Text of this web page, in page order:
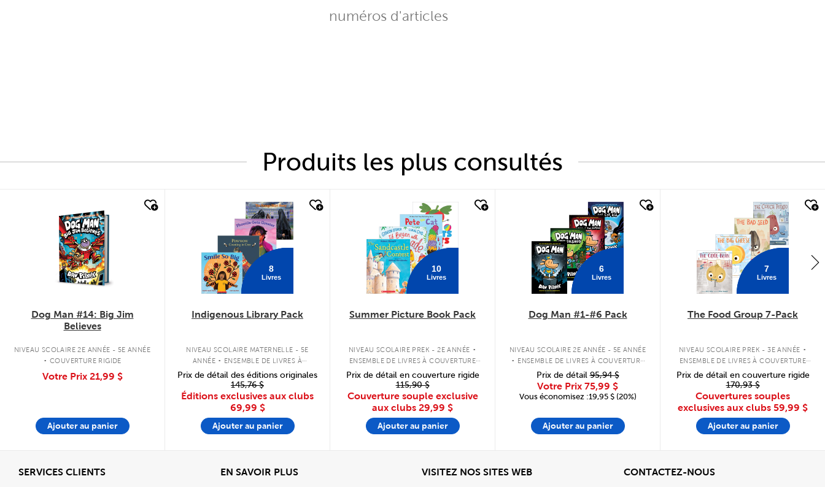
numéros d'articles
Produits les plus consultés
Dog Man #14: Big Jim
Believes
NIVEAU SCOLAIRE 2E ANNÉE - 5E ANNÉE
. COUVERTURE RIGIDE
Votre Prix 21,99 $
Ajouter au panier
8
Livres
Indigenous Library Pack
NIVEAU SCOLAIRE MATERNELLE - 5E
ANNÉE . ENSEMBLE DE LIVRES À
COUVERTURE SOUPLE
Prix de détail des éditions originales
145,76 $
Éditions exclusives aux clubs
69,99 $
Ajouter au panier
10
Livres
Summer Picture Book Pack
NIVEAU SCOLAIRE PREK - 2E ANNÉE .
ENSEMBLE DE LIVRES À COUVERTURE
Prix de détail en couverture rigide
115,90 $
Couverture souple exclusive
aux clubs 29,99 $
Ajouter au panier
6
Livres
Dog Man #1-#6 Pack
NIVEAU SCOLAIRE 2E ANNÉE - 5E ANNÉE
. ENSEMBLE DE LIVRES À COUVERTURE
RIGIDE
Prix de détail95,94 $
Votre Prix 75,99 $
Vous économisez :19,95 $ (20%)
Ajouter au panier
7
Livres
The Food Group 7-Pack
NIVEAU SCOLAIRE PREK - 3E ANNÉE .
ENSEMBLE DE LIVRES À COUVERTURE
Prix de détail en couverture rigide
170,93 $
Couvertures souples
exclusives aux clubs 59,99 $
Ajouter au panier
SERVICES CLIENTSAfficher EN SAVOIR PLUSView VISITEZ NOS SITES WEBAfficher CONTACTEZ-NOUSView